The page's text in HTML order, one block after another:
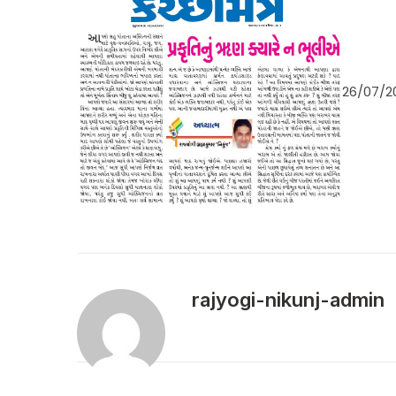
26/07/
rajyogi-nikunj-admin